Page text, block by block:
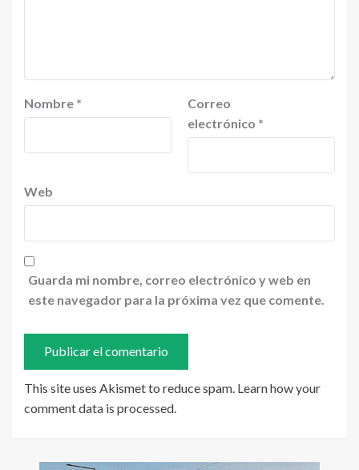
Nombre *
Correo
electrónico *
Web
Guarda mi nombre, correo electrónico y web en
este navegador para la próxima vez que comente.
This site uses Akismet to reduce spam. Learn how your
comment data is processed